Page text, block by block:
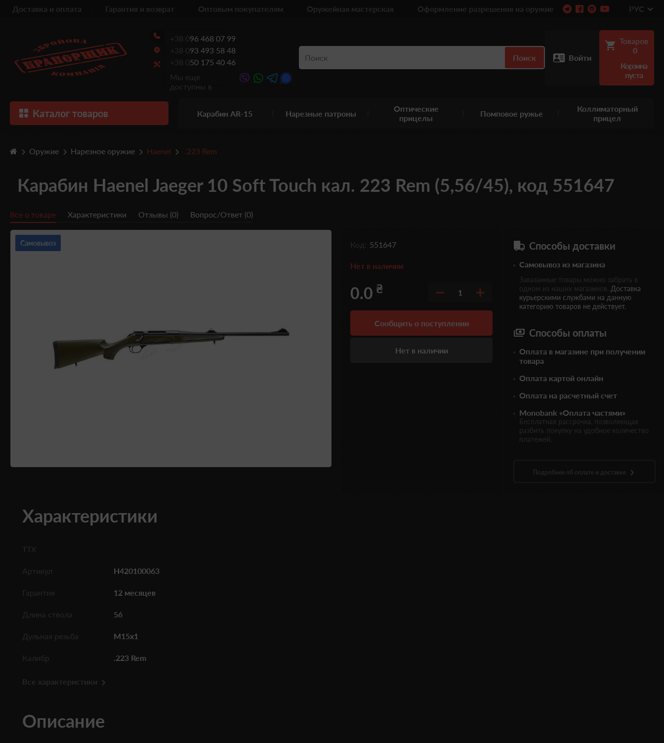
Доставка и оплата Гарантия и возврат Оптовым покупателям Оружейная мастерская Оформление разрешения на оружие РУС
+38 096 468 07 99
+38 093 493 58 48
+38 050 175 40 46
Мы еще
доступны в
Поиск Войти
Товаров
0
Корзина
пуста
Каталог товаров Карабин AR-15 Нарезные патроны
Оптические
прицелы
Помповое ружье
Коллиматорный
прицел
Оружие Нарезное оружие Haenel .223 Rem
Карабин Haenel Jaeger 10 Soft Touch кал. 223 Rem (5,56/45), код 551647
Все о товаре Характеристики Отзывы (0) Вопрос/Ответ (0)
Самовывоз
Характеристики
ТТХ
Артикул H420100063
Гарантия 12 месяцев
Длина ствола 56
Дульная резьба M15x1
Калибр .223 Rem
Все характеристики
Описание
Код: 551647
Нет в наличии
0.0 ₴ 1
Сообщить о поступлении
Нет в наличии
Способы доставки
Самовывоз из магазина
Заказанные товары можно забрать в
одном из наших магазинов. Доставка
курьерскими службами на данную
категорию товаров не действует.
Способы оплаты
Оплата в магазине при получении
товара
Оплата картой онлайн
Оплата на расчетный счет
Monobank «Оплата частями»
Бесплатная рассрочка, позволяющая
разбить покупку на удобное количество
платежей.
Подробнее об оплате и доставке